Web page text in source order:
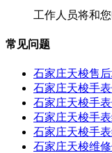
工作人员将和
常见问题
石家庄天梭售
石家庄天梭手
石家庄天梭手
石家庄天梭手
石家庄天梭手
石家庄天梭维